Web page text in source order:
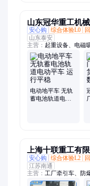
山东冠华重工机
安心购
综合体验L0
山东泰安
主营： 起重设备、电磁
芦、可移动起重机、
电动地平车 无轨
蓄电池轨道电动
上海十联重工有
安心购
综合体验L2
江苏南通
主营： 工厂牵引车、防
动平板搬运车、电动无